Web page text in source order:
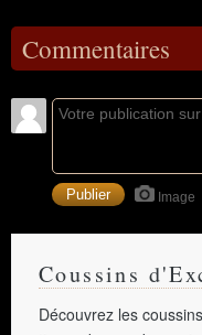
Commentaires
Image
Coussins
Découvrez les